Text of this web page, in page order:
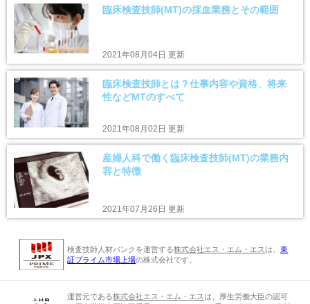
臨床検査技師(MT)の採血業務とその範囲
2021年08月04日 更新
臨床検査技師とは？仕事内容や資格、将来
性などMTのすべて
2021年08月02日 更新
産婦人科で働く臨床検査技師(MT)の業務内
容と特徴
2021年07月26日 更新
検査技師人材バンクを運営する株式会社エス・エム・エスは、東
証プライム市場上場の株式会社です。
運営元である株式会社エス・エム・エスは、厚生労働大臣の認可